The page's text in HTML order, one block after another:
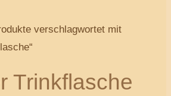
verschlagwortet mit
Trinkflasche